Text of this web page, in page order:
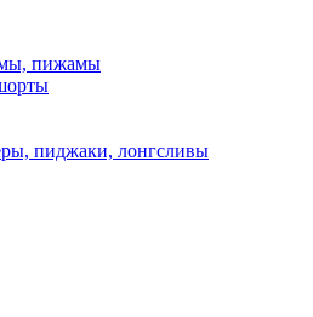
пижамы
пиджаки, лонгсливы